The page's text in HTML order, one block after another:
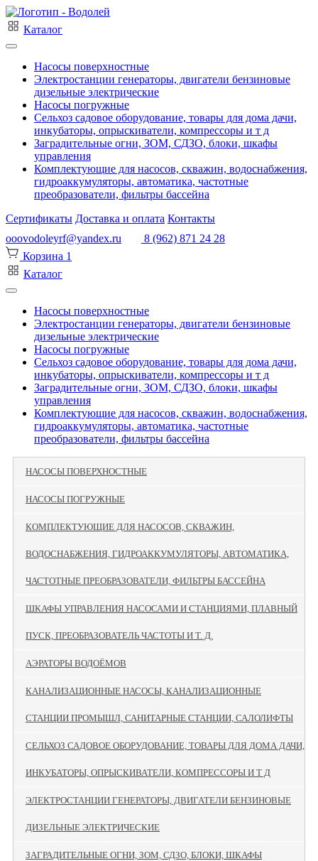
Каталог
Насосы поверхностные
Электростанции генераторы, двигатели бензиновые
дизельные электрические
Насосы погружные
Сельхоз садовое оборудование, товары для дома дачи,
инкубаторы, опрыскиватели, компрессоры и т д
Заградительные огни, ЗОМ, СДЗО, блоки, шкафы
управления
Комплектующие для насосов, скважин, водоснабжения,
гидроаккумуляторы, автоматика, частотные
преобразователи, фильтры бассейна
Сертификаты Доставка и оплата Контакты
ooovodoleyrf@yandex.ru
8 (962) 871 24 28
Корзина 1
Каталог
Насосы поверхностные
Электростанции генераторы, двигатели бензиновые
дизельные электрические
Насосы погружные
Сельхоз садовое оборудование, товары для дома дачи,
инкубаторы, опрыскиватели, компрессоры и т д
Заградительные огни, ЗОМ, СДЗО, блоки, шкафы
управления
Комплектующие для насосов, скважин, водоснабжения,
гидроаккумуляторы, автоматика, частотные
преобразователи, фильтры бассейна
НАСОСЫ ПОВЕРХНОСТНЫЕ
НАСОСЫ ПОГРУЖНЫЕ
КОМПЛЕКТУЮЩИЕ ДЛЯ НАСОСОВ, СКВАЖИН,
ВОДОСНАБЖЕНИЯ, ГИДРОАККУМУЛЯТОРЫ, АВТОМАТИКА,
ЧАСТОТНЫЕ ПРЕОБРАЗОВАТЕЛИ, ФИЛЬТРЫ БАССЕЙНА
ШКАФЫ УПРАВЛЕНИЯ НАСОСАМИ И СТАНЦИЯМИ, ПЛАВНЫЙ
ПУСК, ПРЕОБРАЗОВАТЕЛЬ ЧАСТОТЫ И Т. Д.
АЭРАТОРЫ ВОДОЁМОВ
КАНАЛИЗАЦИОННЫЕ НАСОСЫ, КАНАЛИЗАЦИОННЫЕ
СТАНЦИИ ПРОМЫШЛ, САНИТАРНЫЕ СТАНЦИИ, САЛОЛИФТЫ
СЕЛЬХОЗ САДОВОЕ ОБОРУДОВАНИЕ, ТОВАРЫ ДЛЯ ДОМА ДАЧИ,
ИНКУБАТОРЫ, ОПРЫСКИВАТЕЛИ, КОМПРЕССОРЫ И Т Д
ЭЛЕКТРОСТАНЦИИ ГЕНЕРАТОРЫ, ДВИГАТЕЛИ БЕНЗИНОВЫЕ
ДИЗЕЛЬНЫЕ ЭЛЕКТРИЧЕСКИЕ
ЗАГРАДИТЕЛЬНЫЕ ОГНИ, ЗОМ, СДЗО, БЛОКИ, ШКАФЫ